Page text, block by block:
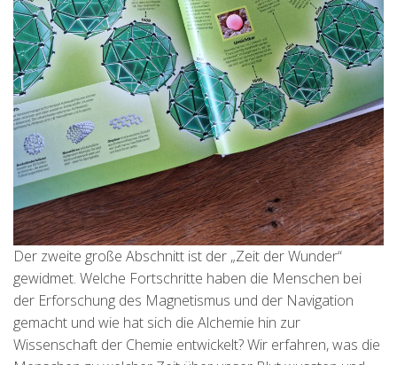
Der zweite große Abschnitt ist der „Zeit der Wunder“
gewidmet. Welche Fortschritte haben die Menschen bei
der Erforschung des Magnetismus und der Navigation
gemacht und wie hat sich die Alchemie hin zur
Wissenschaft der Chemie entwickelt? Wir erfahren, was die